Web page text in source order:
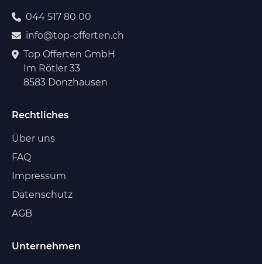
044 517 80 00
info@top-offerten.ch
Top Offerten GmbH
Im Rötler 33
8583 Donzhausen
Rechtliches
Über uns
FAQ
Impressum
Datenschutz
AGB
Unternehmen